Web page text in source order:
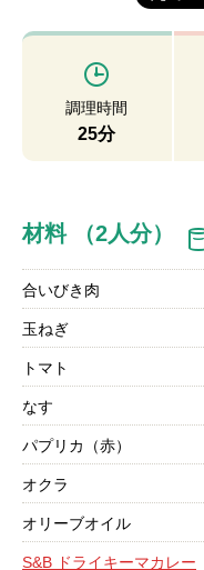
調理時間
25分
材料 （2人分）
合いびき肉
玉ねぎ
トマト
なす
パプリカ（赤）
オクラ
オリーブオイル
S&B ドライキーマカレー